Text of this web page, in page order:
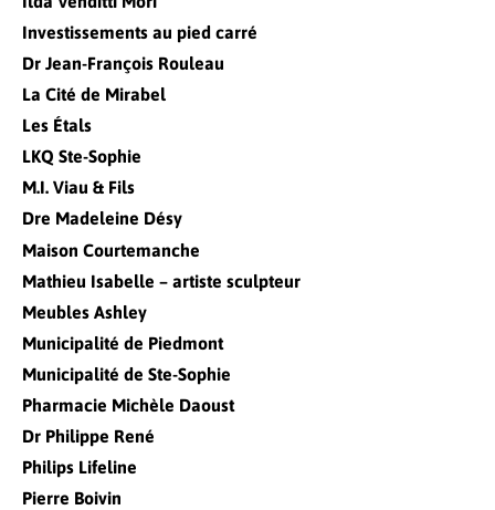
Investissements au pied carré
Dr Jean-François Rouleau
La Cité de Mirabel
Les Étals
LKQ Ste-Sophie
M.I. Viau & Fils
Dre Madeleine Désy
Maison Courtemanche
Mathieu Isabelle – artiste sculpteur
Meubles Ashley
Municipalité de Piedmont
Municipalité de Ste-Sophie
Pharmacie Michèle Daoust
Dr Philippe René
Philips Lifeline
Pierre Boivin